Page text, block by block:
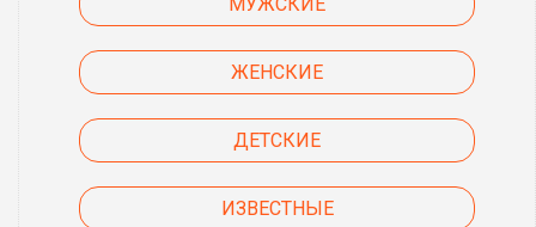
ЖЕНСКИЕ
ДЕТСКИЕ
ИЗВЕСТНЫЕ